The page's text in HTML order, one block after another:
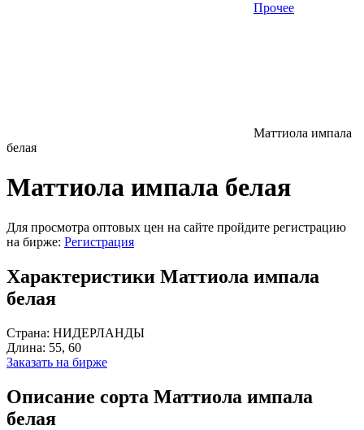
Прочее
Маттиола импала
белая
Маттиола импала белая
Для просмотра оптовых цен на сайте пройдите регистрацию
на бирже: Регистрация
Характеристики Маттиола импала
белая
Страна: НИДЕРЛАНДЫ
Длина: 55, 60
Заказать на бирже
Описание сорта Маттиола импала
белая